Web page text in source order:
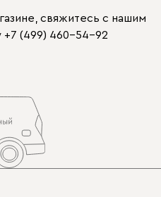
свяжитесь с нашим
+7 (499) 460-54-92